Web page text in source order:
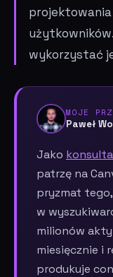
projektowania
wykorzystać
MOJE
Paweł
Jako
patrzę na
pryzmat
w
milionów
miesięcznie i
produkuje